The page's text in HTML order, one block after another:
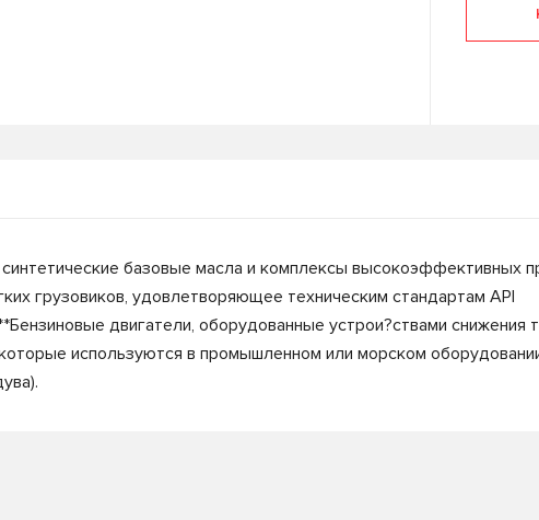
базовые масла и комплексы высокоэффективных
грузовиков, удовлетворяющее техническим стандартам API
двигатели, оборудованные устрои?ствами снижения
используются в промышленном или морском